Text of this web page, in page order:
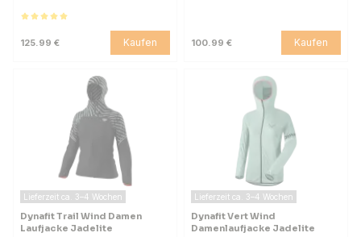
125.99 € Kaufen 100.99 € Kaufen
Lieferzeit ca. 3–4 Wochen
Dynafit Trail Wind Damen
Laufjacke Jadelite
Lieferzeit ca. 3–4 Wochen
Dynafit Vert Wind
Damenlaufjacke Jadelite